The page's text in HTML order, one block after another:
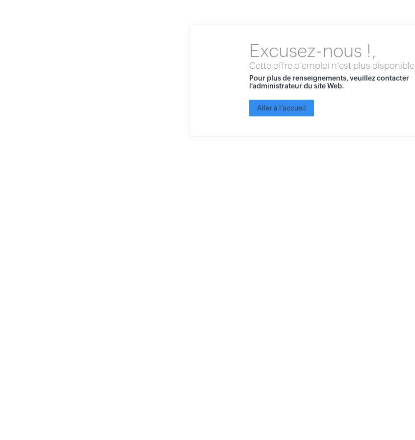
Excusez-nous !,
Cette offre d’emploi n’est plus disponible.
Pour plus de renseignements, veuillez contacter
l’administrateur du site Web.
Aller à l’accueil